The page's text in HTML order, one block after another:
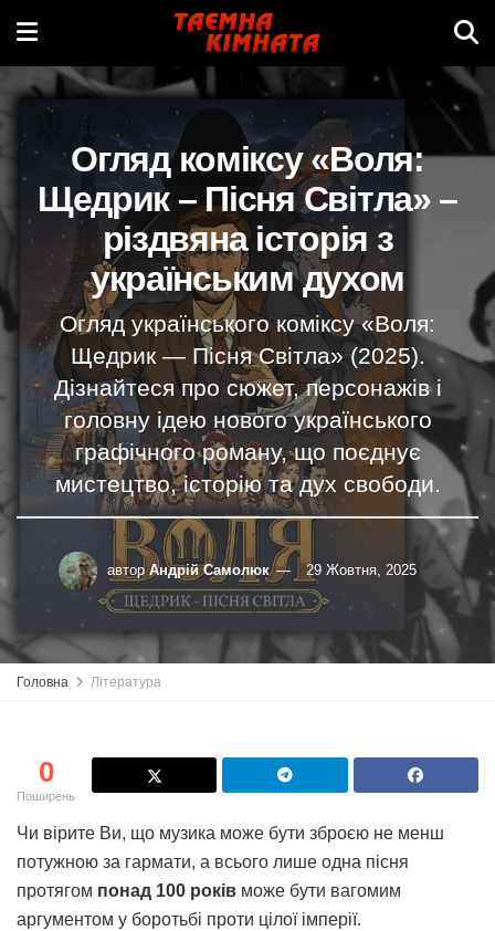
Огляд коміксу «Воля:
Щедрик – Пісня Світла» –
різдвяна історія з
українським духом
Огляд українського коміксу «Воля:
Щедрик — Пісня Світла» (2025).
Дізнайтеся про сюжет, персонажів і
головну ідею нового українського
графічного роману, що поєднує
мистецтво, історію та дух свободи.
автор Андрій Самолюк 29 Жовтня, 2025
Головна Література
0
Поширень
Чи вірите Ви, що музика може бути зброєю не менш
потужною за гармати, а всього лише одна пісня
протягом понад 100 років може бути вагомим
аргументом у боротьбі проти цілої імперії.